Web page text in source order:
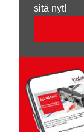
sitä nyt!